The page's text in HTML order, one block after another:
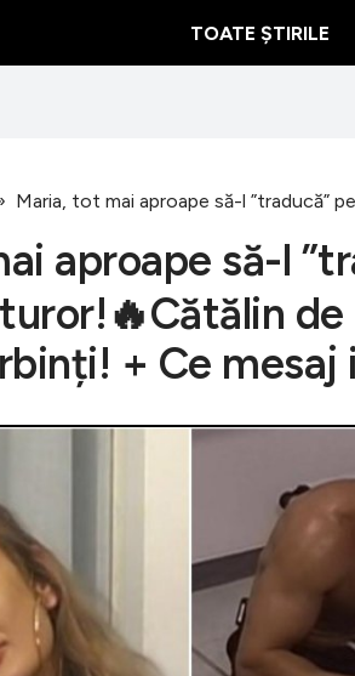
TOATE ȘTIRILE
Maria, tot mai aproape să-l ”traducă”
aproape să-l
de
+ Ce mesaj